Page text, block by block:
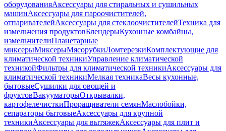
оборудованияАксессуары для стиральных и сушильных
машинАксессуары для пароочистителей,
отпаривателейАксессуары для стеклоочистителейТехника для
измельчения продуктовБлендерыКухонные комбайны,
измельчителиПланетарные
миксерыМиксерыМясорубкиЛомтерезкиКомплектующие для
климатической техникиУправление климатической
техникойФильтры для климатической техникиАксессуары для
климатической техникиМелкая техникаВесы кухонные,
бытовыеСушилки для овощей и
фруктовВакууматорыОткрывалки,
картофелечисткиПроращиватели семянМаслобойки,
сепараторы бытовыеАксессуары для крупной
техникиАксессуары для вытяжекАксессуары для плит и